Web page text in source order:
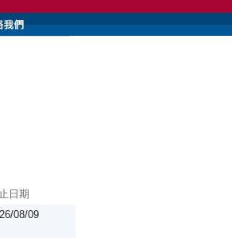
日期
08/09